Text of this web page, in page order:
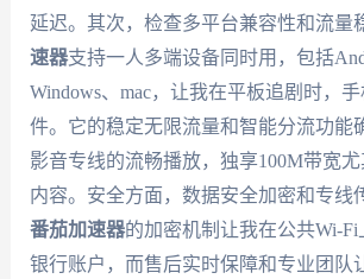
延迟。其次，检查多平台兼容性和流量
速器支持一人多端设备同时用，包括
Windows、mac，让我在平板追剧时，
件。它的稳定无限流量和智能分流功能
影音专线的流畅播放，独享100M带宽
内容。安全方面，数据安全加密和专线
番茄加速器的加密机制让我在公共Wi-Fi
银行账户，而售后实时保障和专业团队